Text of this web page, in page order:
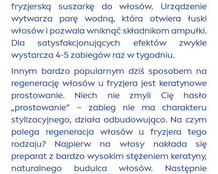
fryzjerską suszarkę do włosów. Urządzenie
wytwarza parę wodną, która otwiera łuski
włosów i pozwala wniknąć składnikom ampułki.
Dla satysfakcjonujących efektów zwykle
wystarcza 4-5 zabiegów raz w tygodniu.
Innym bardzo popularnym dziś sposobem na
regenerację włosów u fryzjera jest keratynowe
prostowanie. Niech nie zmyli Cię hasło
„prostowanie” – zabieg nie ma charakteru
stylizacyjnego, działa odbudowująco. Na czym
polega regeneracja włosów u fryzjera tego
rodzaju? Najpierw na włosy nakłada się
preparat z bardzo wysokim stężeniem keratyny,
naturalnego budulca włosów. Następnie